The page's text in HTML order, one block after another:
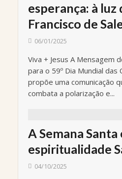
esperança: à luz
Francisco de
06/01/2025
Viva + Jesus A Mensagem
para o 59º Dia Mundial das
propõe uma comunicação
combata a polarização e...
A Semana Santa
espiritualidade
04/10/2025